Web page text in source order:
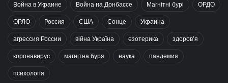
Война в Украине Война на Донбассе Магнітні бурі ОРДО
ОРЛО Россия США Сонце Украина
агрессия России війна Україна езотерика здоров’я
коронавирус магнітна буря наука пандемия
психологія